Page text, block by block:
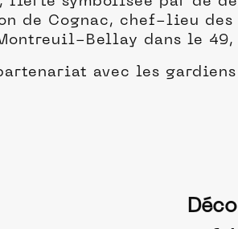
de Cognac, chef-lieu des
Bellay dans le
avec les